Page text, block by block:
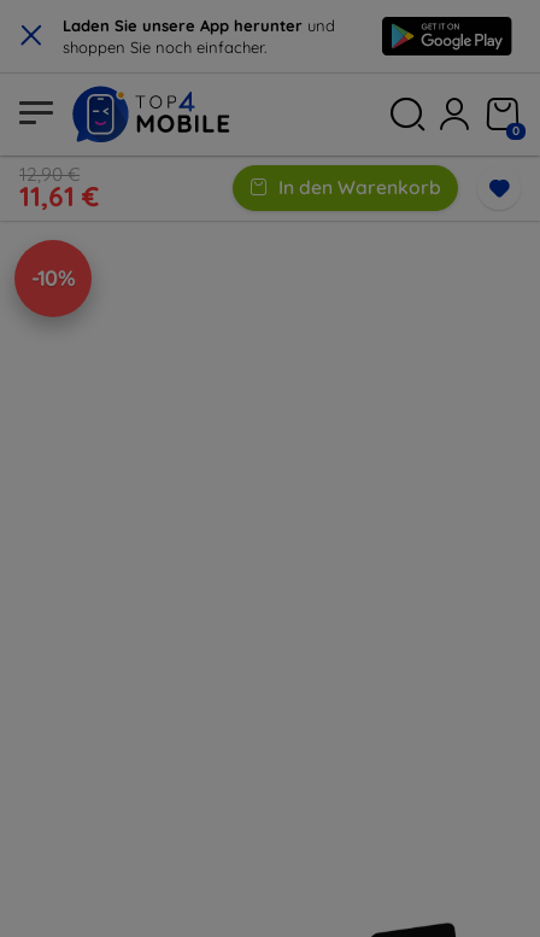
× Laden Sie unsere App herunter und
shoppen Sie noch einfacher.
0
12,90 €
11,61 € In den Warenkorb
-10%